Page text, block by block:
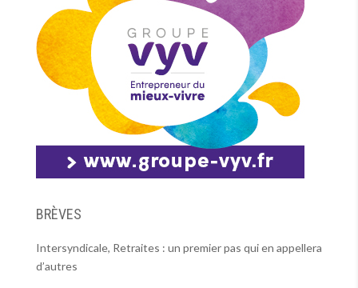
BRÈVES
Intersyndicale, Retraites : un premier pas qui en appellera
d’autres